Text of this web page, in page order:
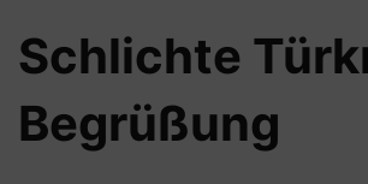
Schlichte
Begrüßung